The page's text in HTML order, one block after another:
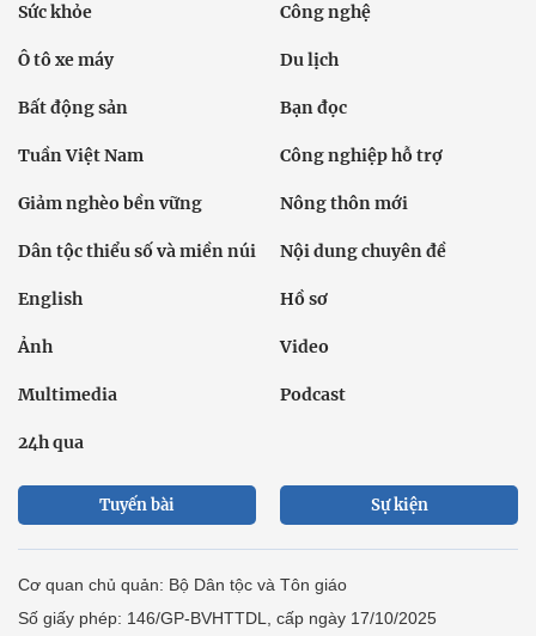
Sức khỏe Công nghệ
Ô tô xe máy Du lịch
Bất động sản Bạn đọc
Tuần Việt Nam Công nghiệp hỗ trợ
Giảm nghèo bền vững Nông thôn mới
Dân tộc thiểu số và miền núi Nội dung chuyên đề
English Hồ sơ
Ảnh Video
Multimedia Podcast
24h qua
Tuyến bài Sự kiện
Cơ quan chủ quản: Bộ Dân tộc và Tôn giáo
Số giấy phép: 146/GP-BVHTTDL, cấp ngày 17/10/2025